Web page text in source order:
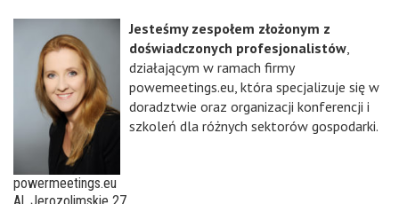
Jesteśmy zespołem złożonym z
doświadczonych profesjonalistów,
działającym w ramach firmy
powemeetings.eu, która specjalizuje się w
doradztwie oraz organizacji konferencji i
szkoleń dla różnych sektorów gospodarki.
powermeetings.eu